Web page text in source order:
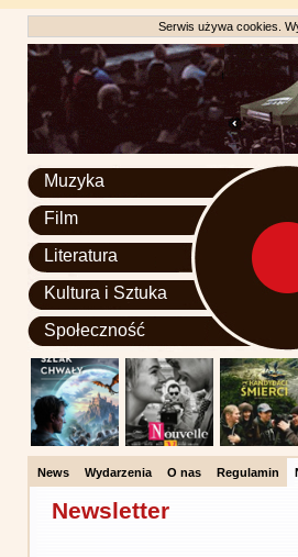
Serwis używa cookies.
Muzyka
Film
Literatura
Kultura i Sztuka
Społeczność
News Wydarzenia O nas Regulamin
Newsletter